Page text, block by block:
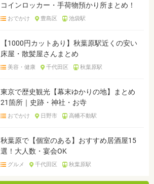
コインロッカー・手荷物預かり所まとめ！
おでかけ 豊島区 池袋駅
【1000円カットあり】秋葉原駅近くの安い
床屋・散髪屋さんまとめ
美容・健康 千代田区 秋葉原駅
東京で歴史観光【幕末ゆかりの地】まとめ
21箇所｜史跡・神社・お寺
おでかけ 日野市 高幡不動駅
秋葉原で【個室のある】おすすめ居酒屋15
選！大人数・宴会OK
グルメ 千代田区 秋葉原駅